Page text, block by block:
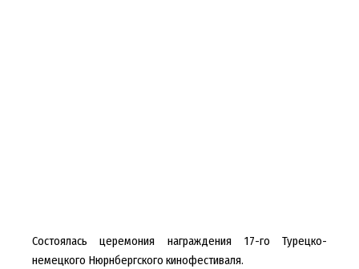
Состоялась церемония награждения 17-го Турецко-
немецкого Нюрнбергского кинофестиваля.